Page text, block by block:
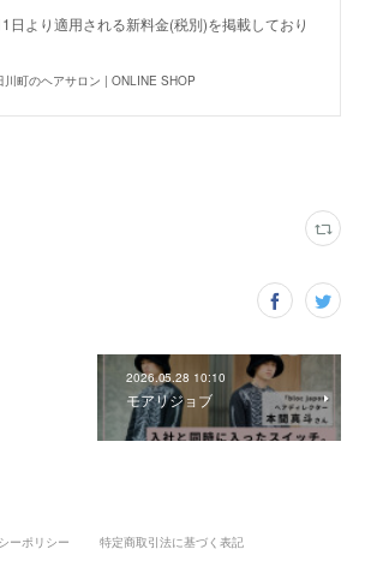
日より適用される新料金(税別)を掲載しており
町のヘアサロン | ONLINE SHOP
2026.05.28 10:10
モアリジョブ
ーポリシー 特定商取引法に基づく表記